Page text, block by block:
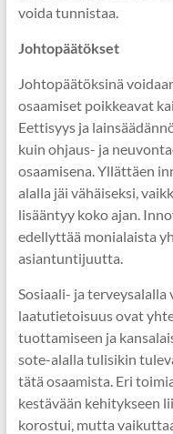
voida tunnistaa.
Johtopäätökset
Johtopäätöksinä
osaamiset poikkeavat
Eettisyys ja
kuin ohjaus- ja
osaamisena. Yllättäen
alalla jäi vähäiseksi,
lisääntyy koko ajan.
edellyttää monialaista
asiantuntijuutta.
Sosiaali- ja
laatutietoisuus ovat
tuottamiseen ja
sote-alalla tulisikin
tätä osaamista. Eri
kestävään kehitykseen
korostui, mutta